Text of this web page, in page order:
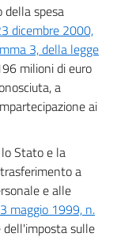
della spesa
dicembre 2000,
3, della legge
milioni di euro
a
ai
Stato e la
a
e alle
maggio 1999, n.
dell'imposta sulle